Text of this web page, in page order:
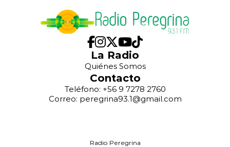
La Radio
Quiénes Somos
Contacto
Teléfono: +56 9 7278 2760
Correo: peregrina93.1@gmail.com
Radio Peregrina